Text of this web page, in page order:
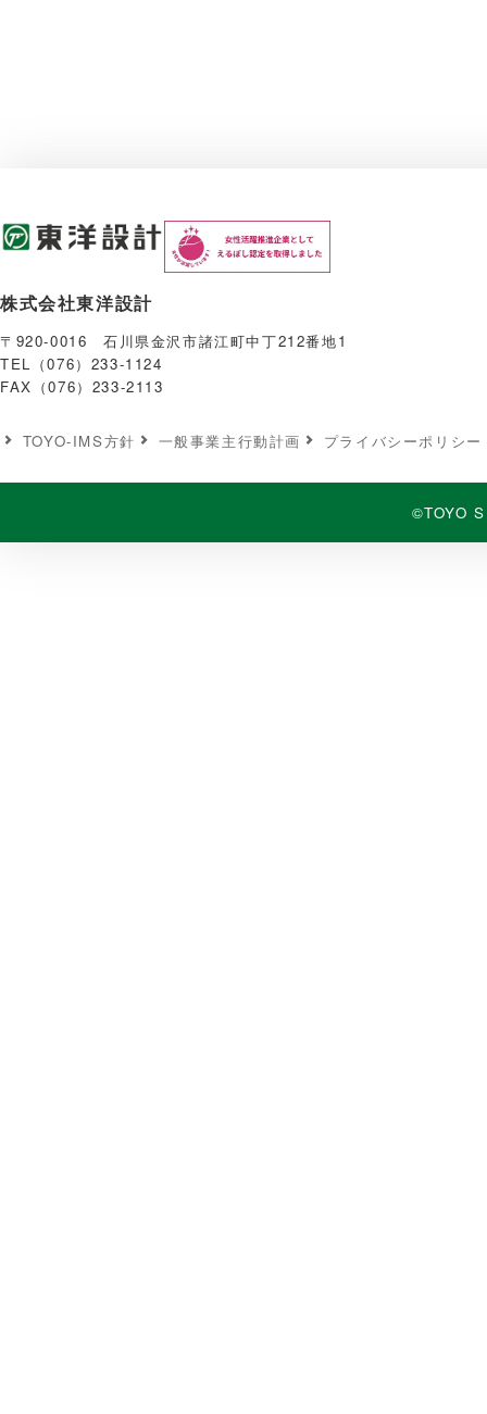
株式会社東洋設計
〒920-0016 石川県金沢市諸江町中丁212番地1
TEL（076）233-1124
FAX（076）233-2113
TOYO-IMS⽅針 ⼀般事業主⾏動計画 プライバシーポリシー
©TOYO